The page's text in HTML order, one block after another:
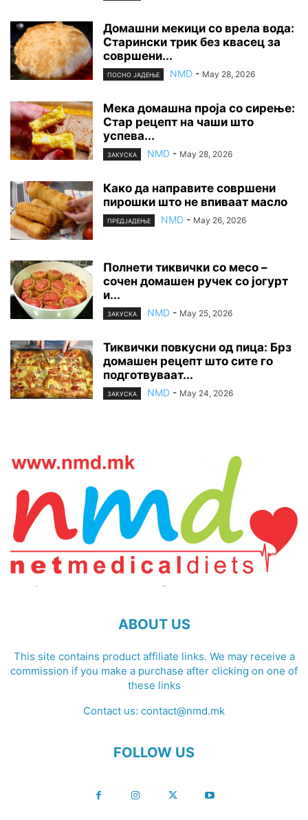
Домашни мекици со врела вода:
Старински трик без квасец за
совршени...
ПОСНО ЈАДЕЊЕ NMD - May 28, 2026
Мека домашна проја со сирење:
Стар рецепт на чаши што
успева...
ЗАКУСКА NMD - May 28, 2026
Како да направите совршени
пирошки што не впиваат масло
ПРЕДЈАДЕЊЕ NMD - May 26, 2026
Полнети тиквички со месо –
сочен домашен ручек со јогурт
и...
ЗАКУСКА NMD - May 25, 2026
Тиквички повкусни од пица: Брз
домашен рецепт што сите го
подготвуваат...
ЗАКУСКА NMD - May 24, 2026
ABOUT US
This site contains product affiliate links. We may receive a
commission if you make a purchase after clicking on one of
these links
Contact us: contact@nmd.mk
FOLLOW US